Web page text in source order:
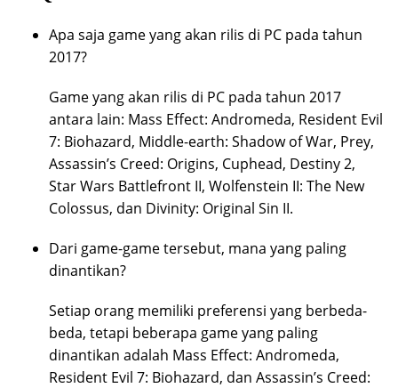
Apa saja game yang akan rilis di PC pada tahun
2017?
Game yang akan rilis di PC pada tahun 2017
antara lain: Mass Effect: Andromeda, Resident Evil
7: Biohazard, Middle-earth: Shadow of War, Prey,
Assassin’s Creed: Origins, Cuphead, Destiny 2,
Star Wars Battlefront II, Wolfenstein II: The New
Colossus, dan Divinity: Original Sin II.
Dari game-game tersebut, mana yang paling
dinantikan?
Setiap orang memiliki preferensi yang berbeda-
beda, tetapi beberapa game yang paling
dinantikan adalah Mass Effect: Andromeda,
Resident Evil 7: Biohazard, dan Assassin’s Creed: